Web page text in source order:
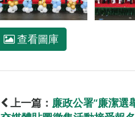
查看圖庫
上一篇： 廉政公署“廉潔選